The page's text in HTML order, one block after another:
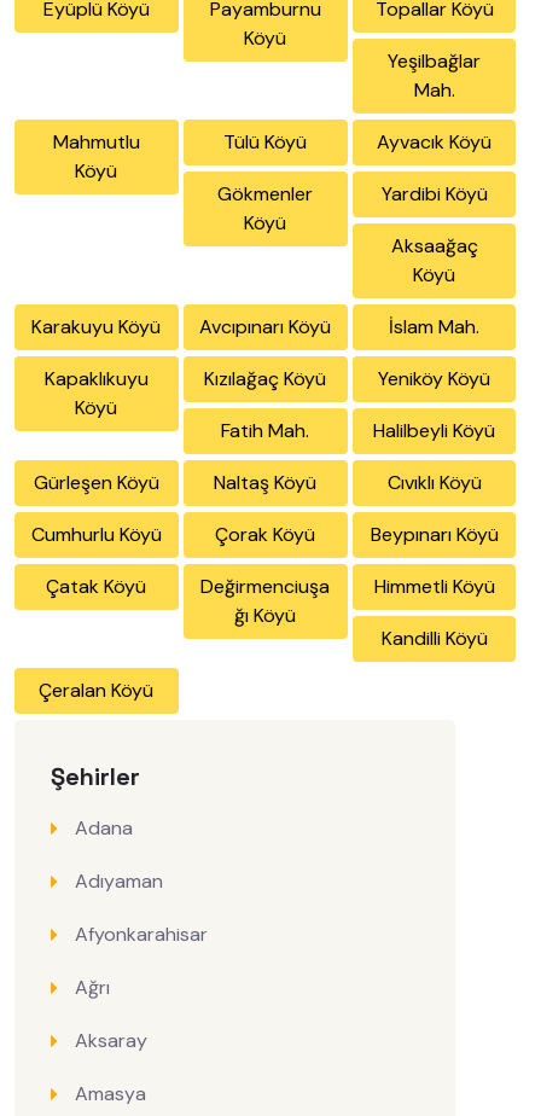
Şehirler
Adana
Adıyaman
Afyonkarahisar
Ağrı
Aksaray
Amasya
Eyüplü Köyü
Payamburnu
Köyü
Topallar Köyü
Yeşilbağlar
Mah.
Mahmutlu
Köyü
Tülü Köyü Ayvacık Köyü
Gökmenler
Köyü
Yardibi Köyü
Aksaağaç
Köyü
Karakuyu Köyü Avcıpınarı Köyü İslam Mah.
Kapaklıkuyu
Köyü
Kızılağaç Köyü Yeniköy Köyü
Fatih Mah. Halilbeyli Köyü
Gürleşen Köyü Naltaş Köyü Cıvıklı Köyü
Cumhurlu Köyü Çorak Köyü Beypınarı Köyü
Çatak Köyü
Değirmenciuşa
ğı Köyü
Himmetli Köyü
Kandilli Köyü
Çeralan Köyü